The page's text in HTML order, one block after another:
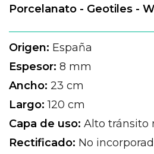
Porcelanato - Geotiles -
Origen: España
Espesor: 8 mm
Ancho: 23 cm
Largo: 120 cm
Capa de uso: Alto tránsito
Rectificado: No